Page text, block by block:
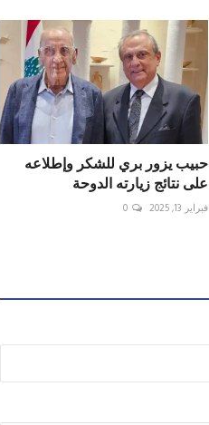
حبيب يزور بري للشكر وإطلاعه
على نتائج زيارته الدوحة
فبراير 13, 2025 0